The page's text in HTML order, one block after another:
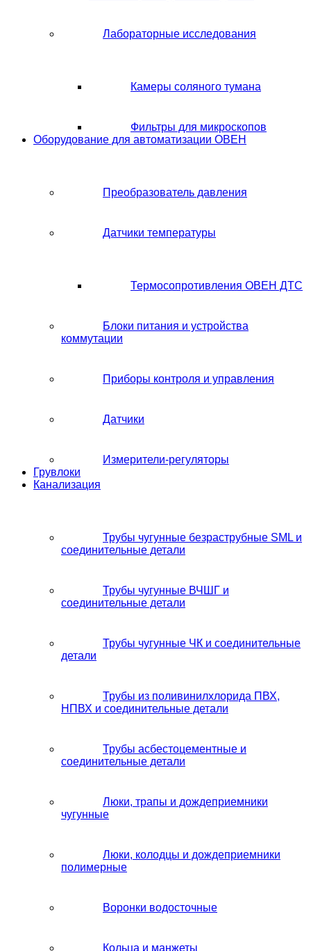
Лабораторные исследования
Камеры соляного тумана
Фильтры для микроскопов
Оборудование для автоматизации ОВЕН
Преобразователь давления
Датчики температуры
Термосопротивления ОВЕН ДТС
Блоки питания и устройства
коммутации
Приборы контроля и управления
Датчики
Измерители-регуляторы
Грувлоки
Канализация
Трубы чугунные безраструбные SML и
соединительные детали
Трубы чугунные ВЧШГ и
соединительные детали
Трубы чугунные ЧК и соединительные
детали
Трубы из поливинилхлорида ПВХ,
НПВХ и соединительные детали
Трубы асбестоцементные и
соединительные детали
Люки, трапы и дождеприемники
чугунные
Люки, колодцы и дождеприемники
полимерные
Воронки водосточные
Кольца и манжеты